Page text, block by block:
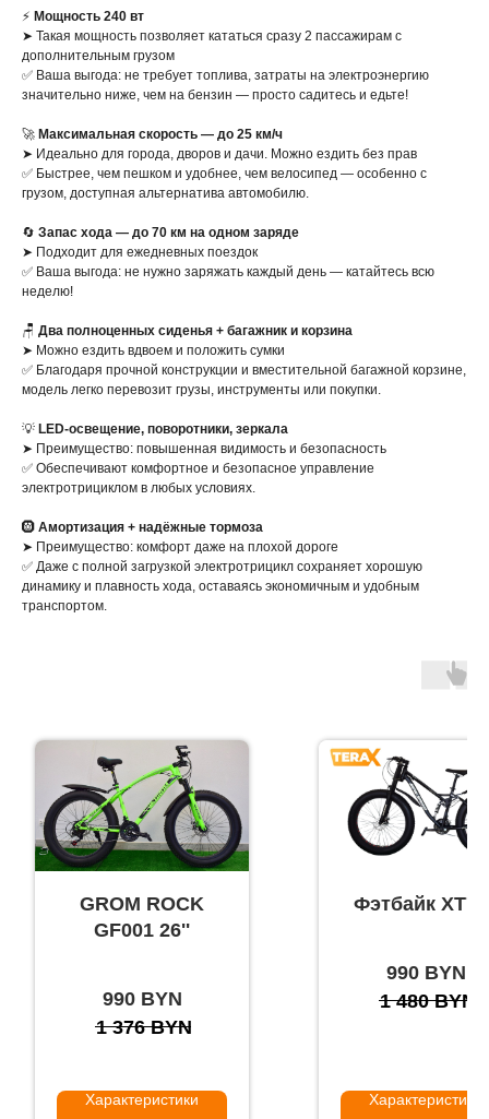
⚡️ Мощность 240 вт
➤ Такая мощность позволяет кататься сразу 2 пассажирам с
дополнительным грузом
✅ Ваша выгода: не требует топлива, затраты на электроэнергию
значительно ниже, чем на бензин — просто садитесь и едьте!
🚀 Максимальная скорость — до 25 км/ч
➤ Идеально для города, дворов и дачи. Можно ездить без прав
✅ Быстрее, чем пешком и удобнее, чем велосипед — особенно с
грузом, доступная альтернатива автомобилю.
🔄 Запас хода — до 70 км на одном заряде
➤ Подходит для ежедневных поездок
✅ Ваша выгода: не нужно заряжать каждый день — катайтесь всю
неделю!
🪑 Два полноценных сиденья + багажник и корзина
➤ Можно ездить вдвоем и положить сумки
✅ Благодаря прочной конструкции и вместительной багажной корзине,
модель легко перевозит грузы, инструменты или покупки.
💡 LED-освещение, поворотники, зеркала
➤ Преимущество: повышенная видимость и безопасность
✅ Обеспечивают комфортное и безопасное управление
электротрициклом в любых условиях.
🛞 Амортизация + надёжные тормоза
➤ Преимущество: комфорт даже на плохой дороге
✅ Даже с полной загрузкой электротрицикл сохраняет хорошую
динамику и плавность хода, оставаясь экономичным и удобным
транспортом.
GROM ROCK
GF001 26''
990 BYN
1 376 BYN
Характеристики
Фэтбайк
990 BYN
1 480 BYN
Характеристики